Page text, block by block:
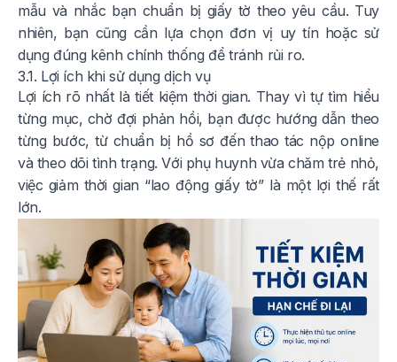
mẫu và nhắc bạn chuẩn bị giấy tờ theo yêu cầu. Tuy
nhiên, bạn cũng cần lựa chọn đơn vị uy tín hoặc sử
dụng đúng kênh chính thống để tránh rủi ro.
3.1. Lợi ích khi sử dụng dịch vụ
Lợi ích rõ nhất là tiết kiệm thời gian. Thay vì tự tìm hiểu
từng mục, chờ đợi phản hồi, bạn được hướng dẫn theo
từng bước, từ chuẩn bị hồ sơ đến thao tác nộp online
và theo dõi tình trạng. Với phụ huynh vừa chăm trẻ nhỏ,
việc giảm thời gian “lao động giấy tờ” là một lợi thế rất
lớn.